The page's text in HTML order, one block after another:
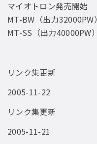
マイオトロン発売開始
MT-BW（出力32000PW）
MT-SS（出力40000PW）
リンク集更新
2005-11-22
リンク集更新
2005-11-21